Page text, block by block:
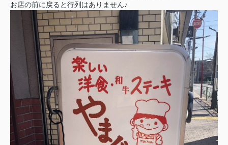
お店の前に戻ると行列はありません♪